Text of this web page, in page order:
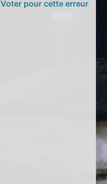
Voter pour cette erreur